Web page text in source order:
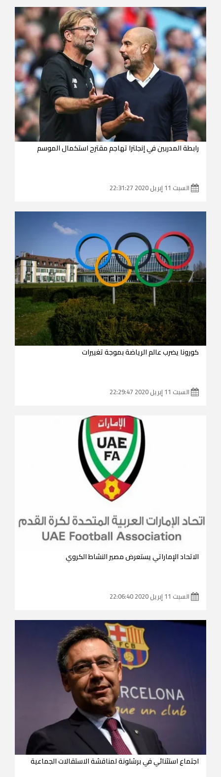
رابطة المدربين في إنجلترا تهاجم مقترح استكمال الموسم
السبت 11 إبريل 2020 22:31:27
كورونا يضرب عالم الرياضة بموجة تغييرات
السبت 11 إبريل 2020 22:29:47
الاتحاد الإماراتي يستعرض مصير النشاط الكروي
السبت 11 إبريل 2020 22:06:40
اجتماع استثنائي في برشلونة لمناقشة الاستقالات الجماعية